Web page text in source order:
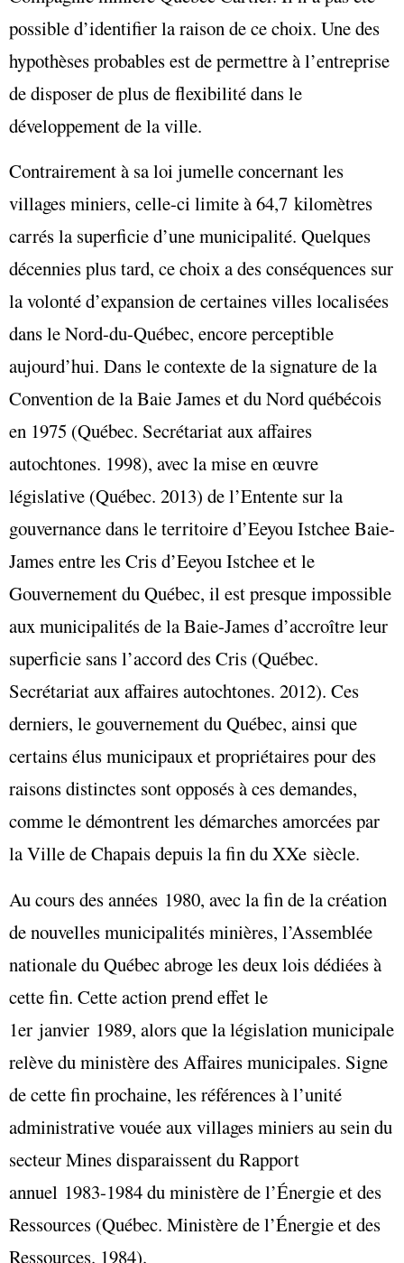
possible d’identifier la raison de ce choix. Une des
hypothèses probables est de permettre à l’entreprise
de disposer de plus de flexibilité dans le
développement de la ville.
Contrairement à sa loi jumelle concernant les
villages miniers, celle-ci limite à 64,7 kilomètres
carrés la superficie d’une municipalité. Quelques
décennies plus tard, ce choix a des conséquences sur
la volonté d’expansion de certaines villes localisées
dans le Nord-du-Québec, encore perceptible
aujourd’hui. Dans le contexte de la signature de la
Convention de la Baie James et du Nord québécois
en 1975 (Québec. Secrétariat aux affaires
autochtones. 1998), avec la mise en œuvre
législative (Québec. 2013) de l’Entente sur la
gouvernance dans le territoire d’Eeyou Istchee Baie-
James entre les Cris d’Eeyou Istchee et le
Gouvernement du Québec, il est presque impossible
aux municipalités de la Baie-James d’accroître leur
superficie sans l’accord des Cris (Québec.
Secrétariat aux affaires autochtones. 2012). Ces
derniers, le gouvernement du Québec, ainsi que
certains élus municipaux et propriétaires pour des
raisons distinctes sont opposés à ces demandes,
comme le démontrent les démarches amorcées par
la Ville de Chapais depuis la fin du XXe siècle.
Au cours des années 1980, avec la fin de la création
de nouvelles municipalités minières, l’Assemblée
nationale du Québec abroge les deux lois dédiées à
cette fin. Cette action prend effet le
1er janvier 1989, alors que la législation municipale
relève du ministère des Affaires municipales. Signe
de cette fin prochaine, les références à l’unité
administrative vouée aux villages miniers au sein du
secteur Mines disparaissent du Rapport
annuel 1983-1984 du ministère de l’Énergie et des
Ressources (Québec. Ministère de l’Énergie et des
Ressources. 1984).